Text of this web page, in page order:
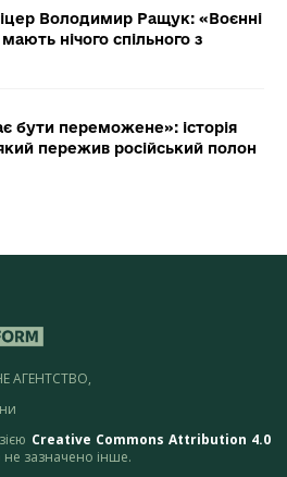
Володимир Ращук: «Воєнні
нічого спільного з
бути переможене»: історія
пережив російський полон
АГЕНТСТВО,
Creative Commons Attribution 4.0
зазначено інше.